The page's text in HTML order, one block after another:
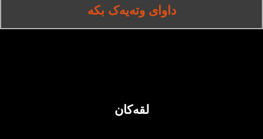
داوای وتەیەک بکە
لقەکان